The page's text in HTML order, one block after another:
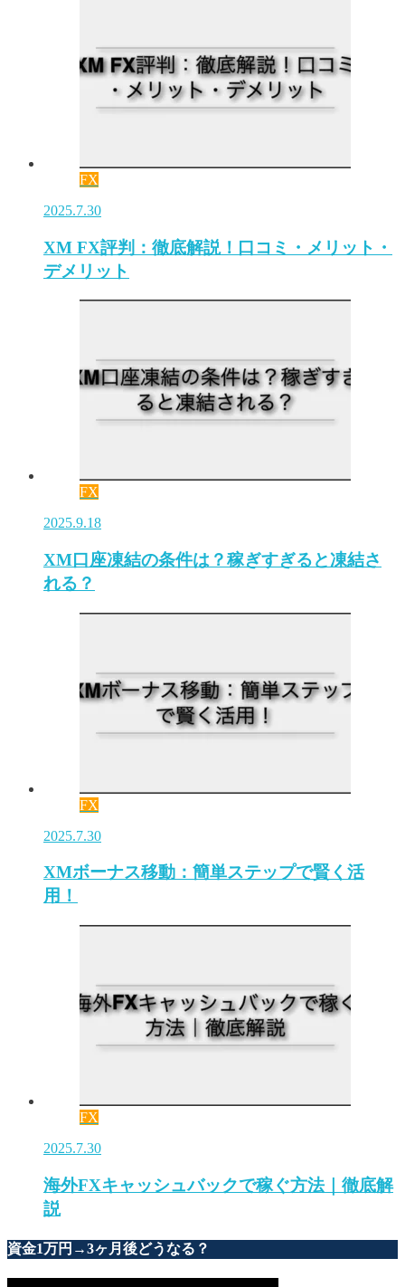
FX
2025.7.30
XM FX評判：徹底解説！口コミ・メリット・
デメリット
FX
2025.9.18
XM口座凍結の条件は？稼ぎすぎると凍結さ
れる？
FX
2025.7.30
XMボーナス移動：簡単ステップで賢く活
用！
FX
2025.7.30
海外FXキャッシュバックで稼ぐ方法｜徹底解
説
資金1万円→3ヶ月後どうなる？